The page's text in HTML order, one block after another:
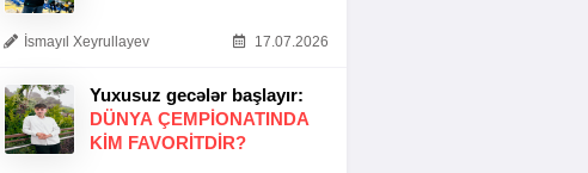
İsmayıl Xeyrullayev 17.07.2026
Yuxusuz gecələr başlayır:
DÜNYA ÇEMPIONATINDA
KIM FAVORITDIR?